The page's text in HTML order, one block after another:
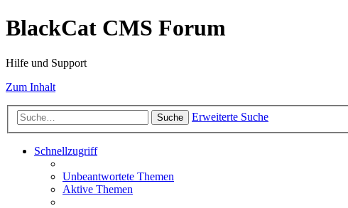
BlackCat CMS Forum
Hilfe und Support
Zum Inhalt
Suche Erweiterte Suche
Schnellzugriff
Unbeantwortete Themen
Aktive Themen